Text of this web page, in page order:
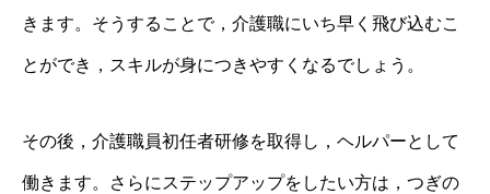
きます。そうすることで，介護職にいち早く飛び込むこ
とができ，スキルが身につきやすくなるでしょう。
その後，介護職員初任者研修を取得し，ヘルパーとして
働きます。さらにステップアップをしたい方は，つぎの